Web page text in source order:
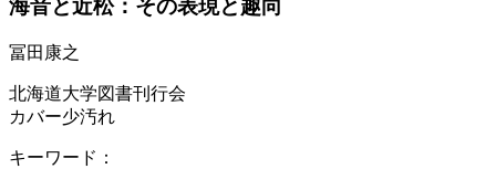
海音と近松：その表現と趣向
冨田康之
北海道大学図書刊行会
カバー少汚れ
キーワード：